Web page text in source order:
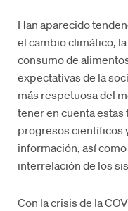
Han aparecido
el cambio climático,
consumo de
expectativas de la
más respetuosa del
tener en cuenta estas
progresos científicos
información, así
interrelación de los
Con la crisis de la